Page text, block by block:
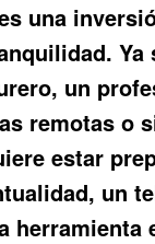
una
Ya
un
remotas o
estar
un
herramienta